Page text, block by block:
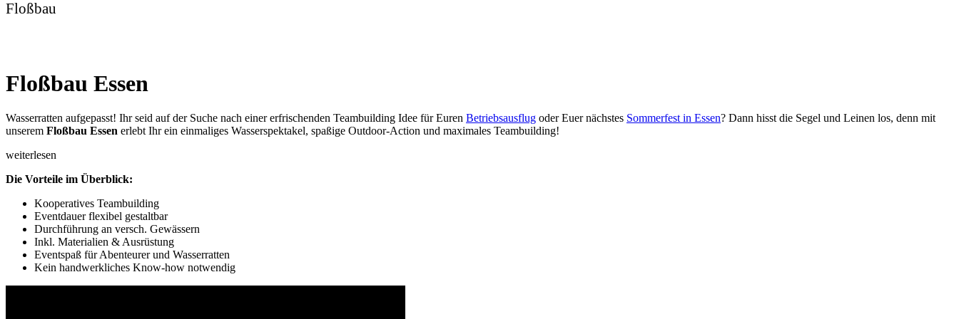
Floßbau
Floßbau Essen
Wasserratten aufgepasst! Ihr seid auf der Suche nach einer erfrischenden Teambuilding Idee für Euren Betriebsausflug oder Euer nächstes Sommerfest in Essen? Dann hisst die Segel und Leinen los, denn mit
unserem Floßbau Essen erlebt Ihr ein einmaliges Wasserspektakel, spaßige Outdoor-Action und maximales Teambuilding!
weiterlesen
Die Vorteile im Überblick:
Kooperatives Teambuilding
Eventdauer flexibel gestaltbar
Durchführung an versch. Gewässern
Inkl. Materialien & Ausrüstung
Eventspaß für Abenteurer und Wasserratten
Kein handwerkliches Know-how notwendig